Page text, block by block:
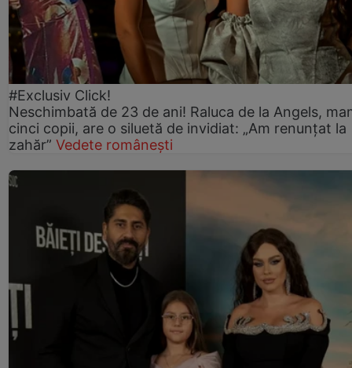
#Exclusiv Click!
Neschimbată de 23 de ani! Raluca de la Angels,
cinci copii, are o siluetă de invidiat: „Am renunțat la
zahăr” Vedete românești